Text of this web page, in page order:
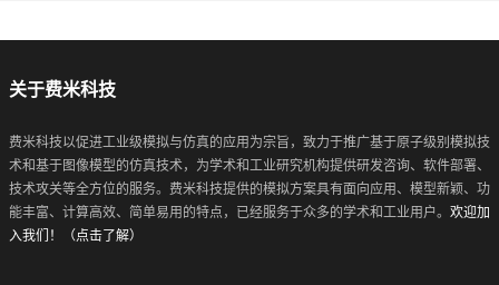
关于费米科技
费米科技以促进工业级模拟与仿真的应用为宗旨，致力于推广基于原子级别模拟技
术和基于图像模型的仿真技术，为学术和工业研究机构提供研发咨询、软件部署、
技术攻关等全方位的服务。费米科技提供的模拟方案具有面向应用、模型新颖、功
能丰富、计算高效、简单易用的特点，已经服务于众多的学术和工业用户。 欢迎加
入我们！（点击了解）